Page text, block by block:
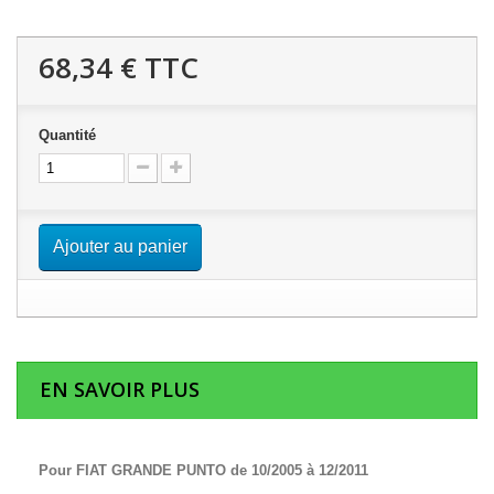
68,34 € TTC
Quantité
Ajouter au panier
EN SAVOIR PLUS
Pour FIAT GRANDE PUNTO de 10/2005 à 12/2011